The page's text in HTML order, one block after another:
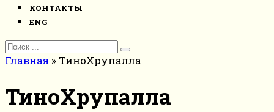
КОНТАКТЫ
ENG
Search
for:
Главная » ТиноХрупалла
ТиноХрупалла